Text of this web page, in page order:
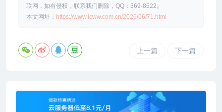
联网，如有侵权，联系我们删除，QQ：369-8522。
本文网址： https://www.icww.com.cn/2026/06/71.html
上一篇 下一篇